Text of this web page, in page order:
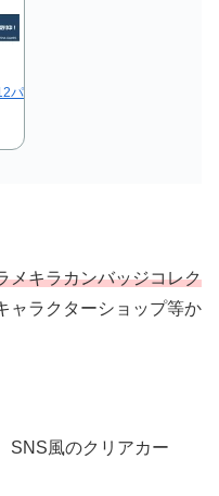
パック入り】
メキラカンバッジコレク
ャラクターショップ等か
SNS風のクリアカー